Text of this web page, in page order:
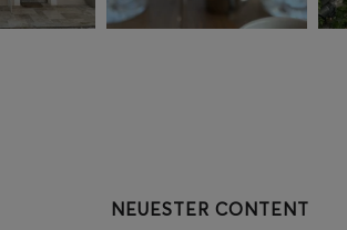
NEUESTER CONTENT